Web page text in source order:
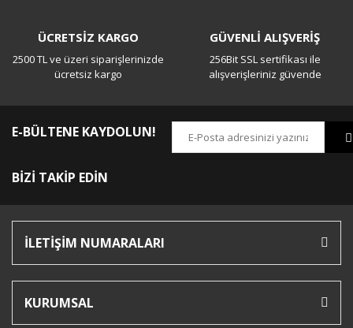
ÜCRETSİZ KARGO
2500 TL ve üzeri siparişlerinizde
ücretsiz kargo
GÜVENLİ ALIŞVERİŞ
256Bit SSL sertifikası ile
alışverişleriniz güvende
E-BÜLTENE KAYDOLUN!
BİZİ TAKİP EDİN
İLETİŞİM NUMARALARI
KURUMSAL